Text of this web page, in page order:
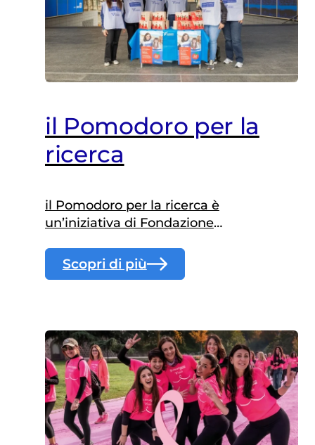
il Pomodoro per la
ricerca
il Pomodoro per la ricerca è
un’iniziativa di Fondazione
ricerca sui tumori pediatrici.
Una raccolta fondi in piazza con
Scopri di più